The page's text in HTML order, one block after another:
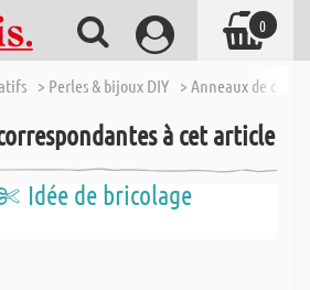
> Perles & bijoux DIY > Anneaux de clés -
à cet article
Idée de bricolage
0